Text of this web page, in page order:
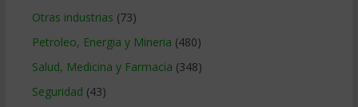
Otras industrias (73)
Petroleo, Energia y Mineria (480)
Salud, Medicina y Farmacia (348)
Seguridad (43)